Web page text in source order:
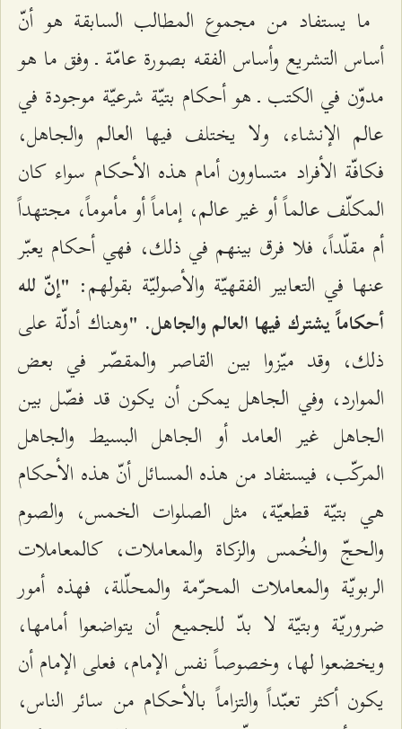
ما يستفاد من مجموع المطالب السابقة هو أنّ
أساس التشريع وأساس الفقه بصورة عامّة ـ وفق ما هو
مدوّن في الكتب ـ هو أحكام بتيّة شرعيّة موجودة في
عالم الإنشاء، ولا يختلف فيها العالم والجاهل،
فكافّة الأفراد متساوون أمام هذه الأحكام سواء كان
المكلّف عالماً أو غير عالم، إماماً أو مأموماً، مجتهداً
أم مقلّداً، فلا فرق بينهم في ذلك، فهي أحكام يعبّر
عنها في التعابير الفقهيّة والأصوليّة بقولهم: "إنّ لله
أحكاماً يشترك فيها العالم والجاهل. "وهناك أدلّة على
ذلك، وقد ميّزوا بين القاصر والمقصّر في بعض
الموارد، وفي الجاهل يمكن أن يكون قد فصّل بين
الجاهل غير العامد أو الجاهل البسيط والجاهل
المركّب، فيستفاد من هذه المسائل أنّ هذه الأحكام
هي بتيّة قطعيّة، مثل الصلوات الخمس، والصوم
والحجّ والخُمس والزكاة والمعاملات، كالمعاملات
الربويّة والمعاملات المحرّمة والمحلّلة، فهذه أمور
ضروريّة وبتيّة لا بدّ للجميع أن يتواضعوا أمامها،
ويخضعوا لها، وخصوصاً نفس الإمام، فعلى الإمام أن
يكون أكثر تعبّداً والتزاماً بالأحكام من سائر الناس،